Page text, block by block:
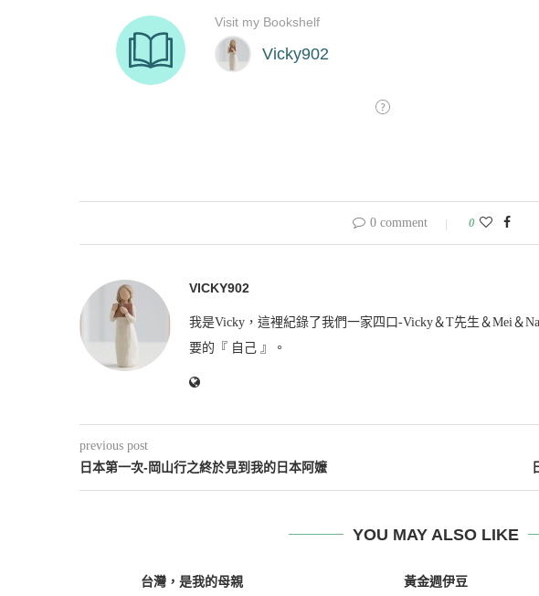
0 comment 0
VICKY902
我是Vicky，這裡紀錄了我們一家四口-Vicky＆T先生＆Mei＆
要的『 自己 』。
previous post
日本第一次-岡山行之終於見到我的日本阿嬤
YOU MAY ALSO LIKE
台灣，是我的母親 黃金週伊豆